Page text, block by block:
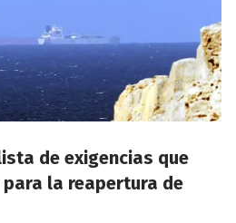
de exigencias que
para la reapertura de